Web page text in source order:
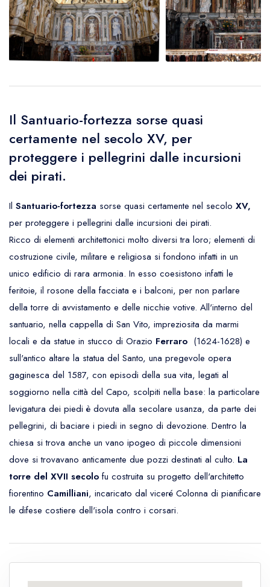
Il Santuario-fortezza sorse quasi
certamente nel secolo XV, per
proteggere i pellegrini dalle incursioni
dei pirati.
Il Santuario-fortezza sorse quasi certamente nel secolo XV,
per proteggere i pellegrini dalle incursioni dei pirati.
Ricco di elementi architettonici molto diversi tra loro; elementi di
costruzione civile, militare e religiosa si fondono infatti in un
unico edificio di rara armonia. In esso coesistono infatti le
feritoie, il rosone della facciata e i balconi, per non parlare
della torre di avvistamento e delle nicchie votive. All'interno del
santuario, nella cappella di San Vito, impreziosita da marmi
locali e da statue in stucco di Orazio Ferraro (1624-1628) e
sull'antico altare la statua del Santo, una pregevole opera
gaginesca del 1587, con episodi della sua vita, legati al
soggiorno nella città del Capo, scolpiti nella base: la particolare
levigatura dei piedi è dovuta alla secolare usanza, da parte dei
pellegrini, di baciare i piedi in segno di devozione. Dentro la
chiesa si trova anche un vano ipogeo di piccole dimensioni
dove si trovavano anticamente due pozzi destinati al culto. La
torre del XVII secolo fu costruita su progetto dell'architetto
fiorentino Camilliani, incaricato dal viceré Colonna di pianificare
le difese costiere dell'isola contro i corsari.